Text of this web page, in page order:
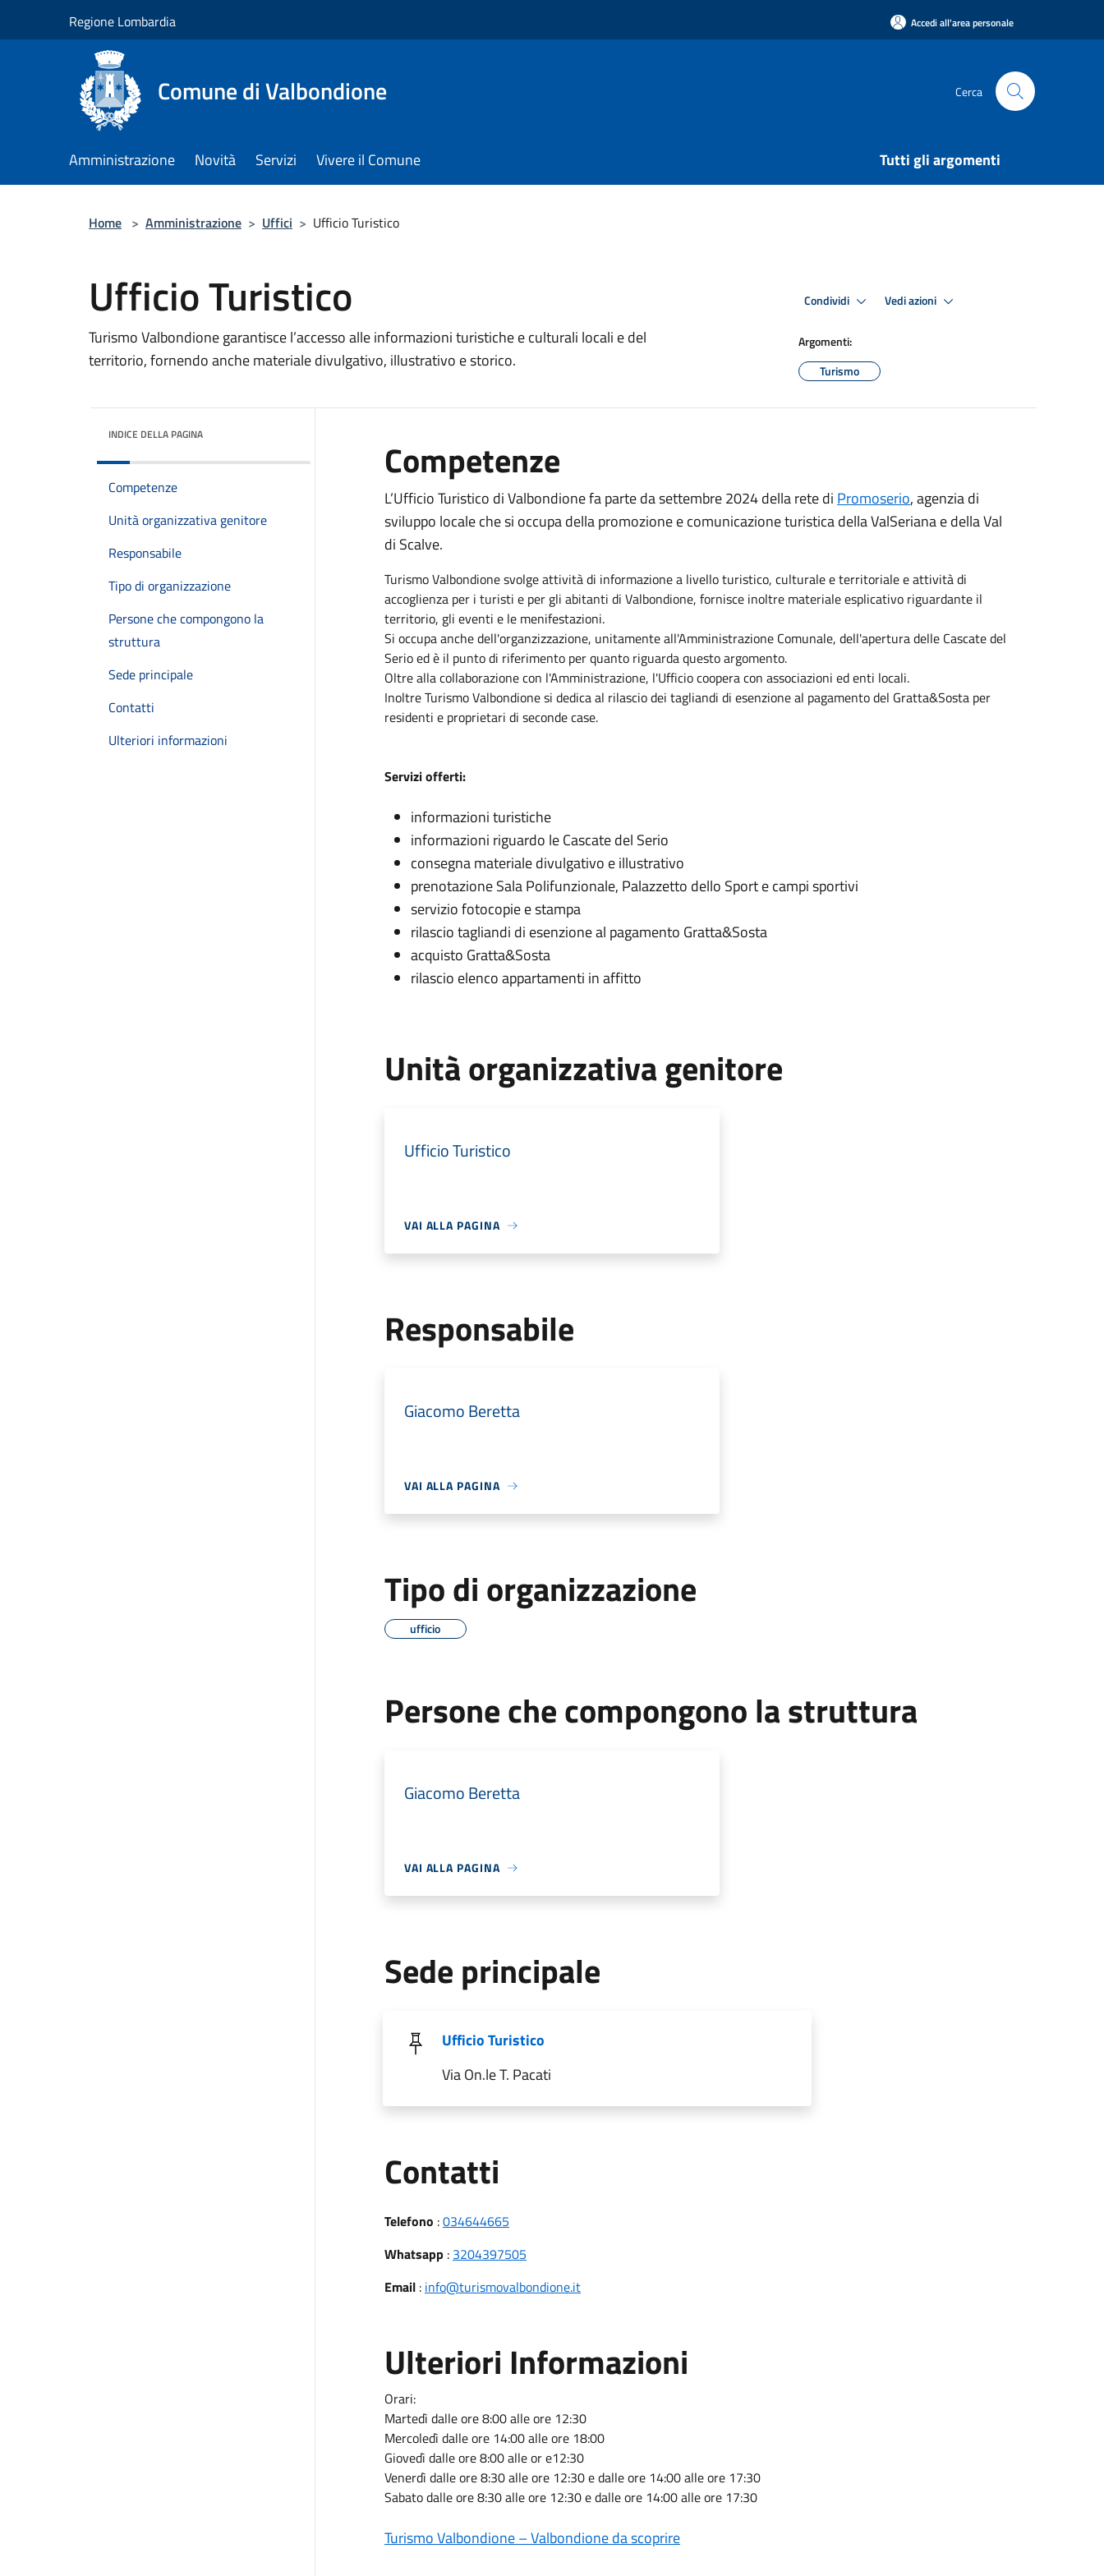
Regione Lombardia Accedi all'area personale
Comune di Valbondione Cerca
Amministrazione Novità Servizi Vivere il Comune Tutti gli argomenti
Home > Amministrazione > Uffici > Ufficio Turistico
Ufficio Turistico
Turismo Valbondione garantisce l’accesso alle informazioni turistiche e culturali locali e del
territorio, fornendo anche materiale divulgativo, illustrativo e storico.
Condividi Vedi azioni
Argomenti:
Turismo
INDICE DELLA PAGINA
Competenze
Unità organizzativa genitore
Responsabile
Tipo di organizzazione
Persone che compongono la
struttura
Sede principale
Contatti
Ulteriori informazioni
Competenze
L’Ufficio Turistico di Valbondione fa parte da settembre 2024 della rete di Promoserio, agenzia di
sviluppo locale che si occupa della promozione e comunicazione turistica della ValSeriana e della Val
di Scalve.
Turismo Valbondione svolge attività di informazione a livello turistico, culturale e territoriale e attività di
accoglienza per i turisti e per gli abitanti di Valbondione, fornisce inoltre materiale esplicativo riguardante il
territorio, gli eventi e le menifestazioni.
Si occupa anche dell'organzizzazione, unitamente all'Amministrazione Comunale, dell'apertura delle Cascate del
Serio ed è il punto di riferimento per quanto riguarda questo argomento.
Oltre alla collaborazione con l'Amministrazione, l'Ufficio coopera con associazioni ed enti locali.
Inoltre Turismo Valbondione si dedica al rilascio dei tagliandi di esenzione al pagamento del Gratta&Sosta per
residenti e proprietari di seconde case.
Servizi offerti:
informazioni turistiche
informazioni riguardo le Cascate del Serio
consegna materiale divulgativo e illustrativo
prenotazione Sala Polifunzionale, Palazzetto dello Sport e campi sportivi
servizio fotocopie e stampa
rilascio tagliandi di esenzione al pagamento Gratta&Sosta
acquisto Gratta&Sosta
rilascio elenco appartamenti in affitto
Unità organizzativa genitore
Ufficio Turistico
VAI ALLA PAGINA
Responsabile
Giacomo Beretta
VAI ALLA PAGINA
Tipo di organizzazione
ufficio
Persone che compongono la struttura
Giacomo Beretta
VAI ALLA PAGINA
Sede principale
Ufficio Turistico
Via On.le T. Pacati
Contatti
Telefono :034644665
Whatsapp : 3204397505
Email: info@turismovalbondione.it
Ulteriori Informazioni
Orari:
Martedì dalle ore 8:00 alle ore 12:30
Mercoledì dalle ore 14:00 alle ore 18:00
Giovedì dalle ore 8:00 alle or e12:30
Venerdì dalle ore 8:30 alle ore 12:30 e dalle ore 14:00 alle ore 17:30
Sabato dalle ore 8:30 alle ore 12:30 e dalle ore 14:00 alle ore 17:30
Turismo Valbondione – Valbondione da scoprire